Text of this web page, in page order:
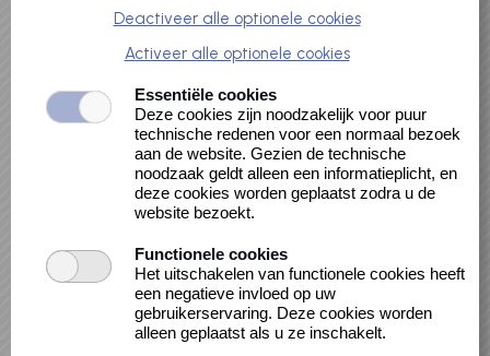
Hora de Lectura
Española 3+
Locatie
Bibliotheek Maastricht, Locatie Centre Céramique
- Jeugdatelier 2e Etage
Avenue Ceramique 50
Deactiveer alle optionele cookies
Activeer alle optionele cookies
Essentiële cookies
Deze cookies zijn noodzakelijk voor puur
technische redenen voor een normaal bezoek
aan de website. Gezien de technische
noodzaak geldt alleen een informatieplicht, en
deze cookies worden geplaatst zodra u de
website bezoekt.
Functionele cookies
Het uitschakelen van functionele cookies heeft
een negatieve invloed op uw
gebruikerservaring. Deze cookies worden
alleen geplaatst als u ze inschakelt.